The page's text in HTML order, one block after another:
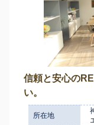
信頼と安心の
い。
所在地